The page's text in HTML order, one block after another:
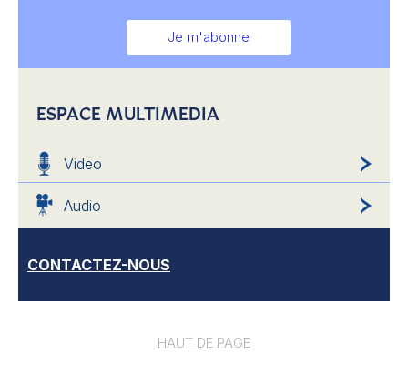
Je m'abonne
ESPACE MULTIMEDIA
Video
Audio
CONTACTEZ-NOUS
HAUT DE PAGE